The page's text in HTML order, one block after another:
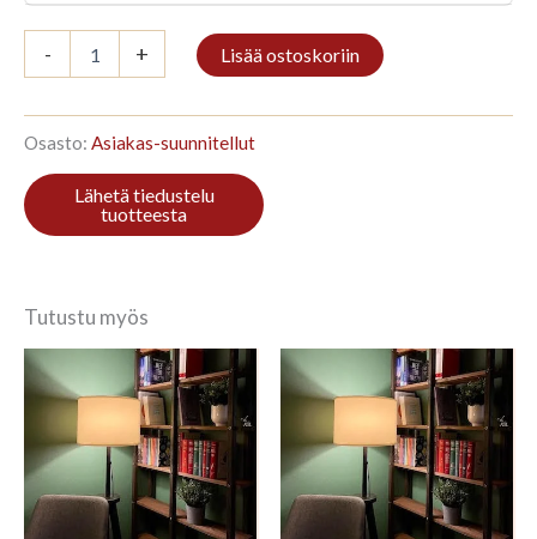
-
4/4
Kivikko
määrä
+ Lisää ostoskoriin
Osasto: Asiakas-suunnitellut
Tutustu myös